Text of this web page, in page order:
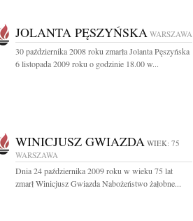
JOLANTA PĘSZYŃSKA WARSZAWA
30 października 2008 roku zmarła Jolanta Pęszyńska
6 listopada 2009 roku o godzinie 18.00 w...
WINICJUSZ GWIAZDA WIEK: 75
WARSZAWA
Dnia 24 października 2009 roku w wieku 75 lat
zmarł Winicjusz Gwiazda Nabożeństwo żałobne...